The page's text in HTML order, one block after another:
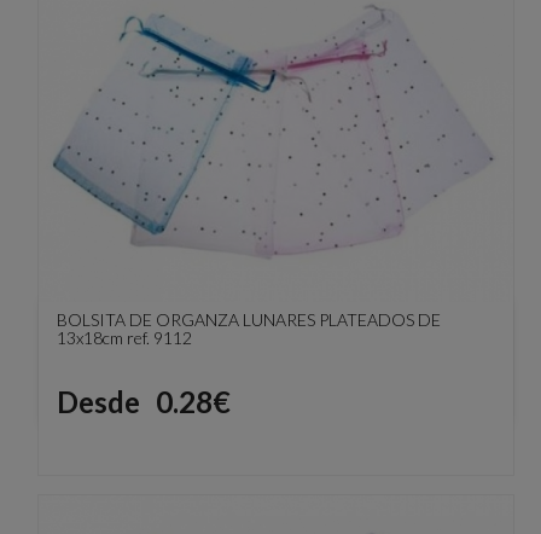
BOLSITA DE ORGANZA LUNARES PLATEADOS DE
13x18cm ref. 9112
Precio
Desde 0.28€